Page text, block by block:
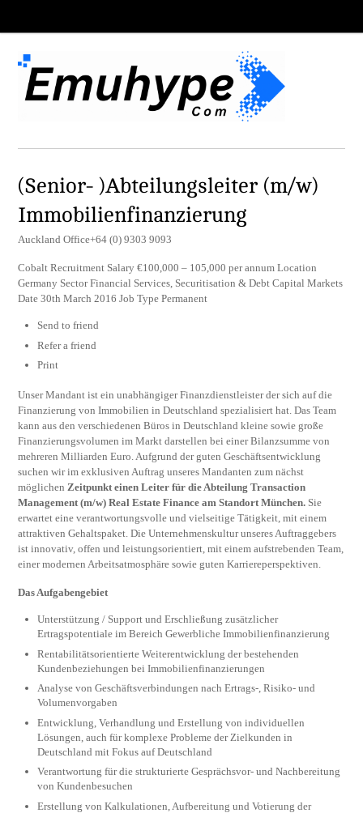
(Senior- )Abteilungsleiter (m/w)
Immobilienfinanzierung
Auckland Office+64 (0) 9303 9093
Cobalt Recruitment Salary €100,000 – 105,000 per annum Location
Germany Sector Financial Services, Securitisation & Debt Capital Markets
Date 30th March 2016 Job Type Permanent
Send to friend
Refer a friend
Print
Unser Mandant ist ein unabhängiger Finanzdienstleister der sich auf die
Finanzierung von Immobilien in Deutschland spezialisiert hat. Das Team
kann aus den verschiedenen Büros in Deutschland kleine sowie große
Finanzierungsvolumen im Markt darstellen bei einer Bilanzsumme von
mehreren Milliarden Euro. Aufgrund der guten Geschäftsentwicklung
suchen wir im exklusiven Auftrag unseres Mandanten zum nächst
möglichenZeitpunkt einen Leiter für die Abteilung Transaction
Management (m/w) Real Estate Finance am Standort München. Sie
erwartet eine verantwortungsvolle und vielseitige Tätigkeit, mit einem
attraktiven Gehaltspaket. Die Unternehmenskultur unseres Auftraggebers
ist innovativ, offen und leistungsorientiert, mit einem aufstrebenden Team,
einer modernen Arbeitsatmosphäre sowie guten Karriereperspektiven.
Das Aufgabengebiet
Unterstützung / Support und Erschließung zusätzlicher
Ertragspotentiale im Bereich Gewerbliche Immobilienfinanzierung
Rentabilitätsorientierte Weiterentwicklung der bestehenden
Kundenbeziehungen bei Immobilienfinanzierungen
Analyse von Geschäftsverbindungen nach Ertrags-, Risiko- und
Volumenvorgaben
Entwicklung, Verhandlung und Erstellung von individuellen
Lösungen, auch für komplexe Probleme der Zielkunden in
Deutschland mit Fokus auf Deutschland
Verantwortung für die strukturierte Gesprächsvor- und Nachbereitung
von Kundenbesuchen
Erstellung von Kalkulationen, Aufbereitung und Votierung der